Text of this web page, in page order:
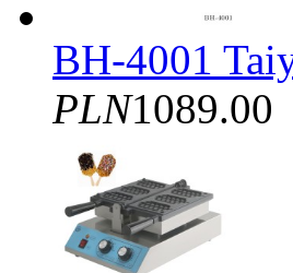
BH-4001
PLN1089.00